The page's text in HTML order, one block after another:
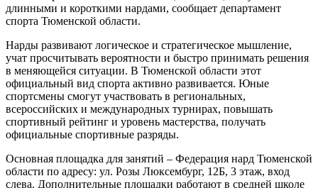
длинными и короткими нардами, сообщает департамент
спорта Тюменской области.
Нарды развивают логическое и стратегическое мышление,
учат просчитывать вероятности и быстро принимать решения
в меняющейся ситуации. В Тюменской области этот
официальный вид спорта активно развивается. Юные
спортсмены смогут участвовать в региональных,
всероссийских и международных турнирах, повышать
спортивный рейтинг и уровень мастерства, получать
официальные спортивные разряды.
Основная площадка для занятий – Федерация нард Тюменской
области по адресу: ул. Розы Люксембург, 12Б, 3 этаж, вход
слева. Дополнительные площадки работают в средней школе